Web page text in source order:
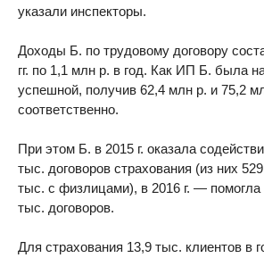
указали инспекторы.
Доходы Б. по трудовому договору
гг. по 1,1 млн р. в год. Как ИП Б. была
успешной, получив 62,4 млн р. и 75,2
соответственно.
При этом Б. в 2015 г. оказала
тыс. договоров страхования (из них
тыс. с физлицами), в 2016 г. — помогла
тыс. договоров.
Для страхования 13,9 тыс. клиентов в